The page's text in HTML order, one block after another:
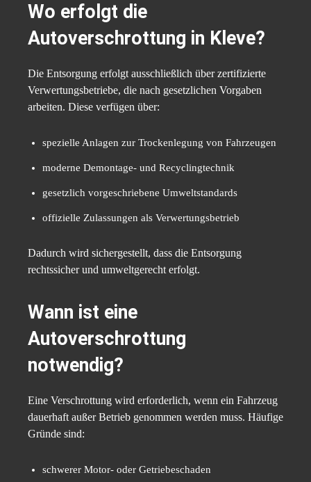
Wo erfolgt die
Autoverschrottung in Kleve?
Die Entsorgung erfolgt ausschließlich über zertifizierte
Verwertungsbetriebe, die nach gesetzlichen Vorgaben
arbeiten. Diese verfügen über:
spezielle Anlagen zur Trockenlegung von Fahrzeugen
moderne Demontage- und Recyclingtechnik
gesetzlich vorgeschriebene Umweltstandards
offizielle Zulassungen als Verwertungsbetrieb
Dadurch wird sichergestellt, dass die Entsorgung
rechtssicher und umweltgerecht erfolgt.
Wann ist eine
Autoverschrottung
notwendig?
Eine Verschrottung wird erforderlich, wenn ein Fahrzeug
dauerhaft außer Betrieb genommen werden muss. Häufige
Gründe sind:
schwerer Motor- oder Getriebeschaden